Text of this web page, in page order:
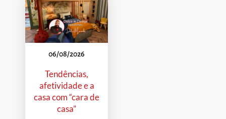
06/08/2026
Tendências,
afetividade e a
casa com “cara de
casa”